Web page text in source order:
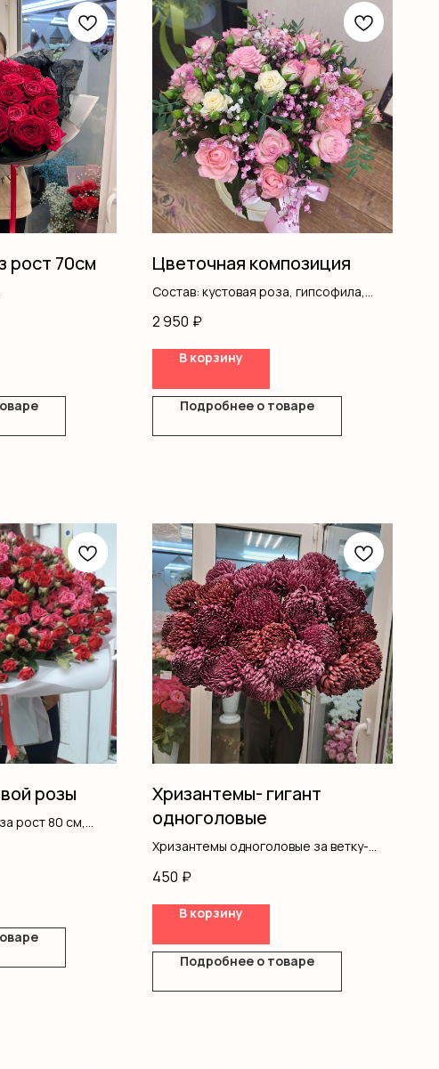
рост 70см Цветочная композиция
Состав: кустовая роза, гипсофила,
2 950 ₽
В корзину
Подробнее о товаре
розы
рост 80 см,
Хризантемы- гигант
одноголовые
Хризантемы одноголовые за ветку-
Лента
450 ₽
В корзину
Подробнее о товаре